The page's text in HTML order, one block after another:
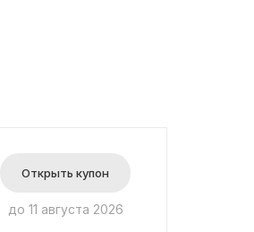
Открыть купон
до 11 августа 2026